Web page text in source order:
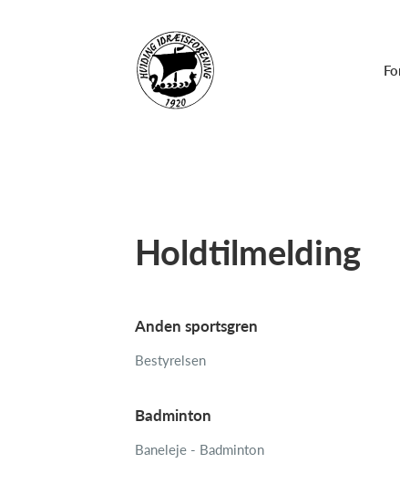
Holdtilmelding
Anden sportsgren
Bestyrelsen
Badminton
Baneleje - Badminton